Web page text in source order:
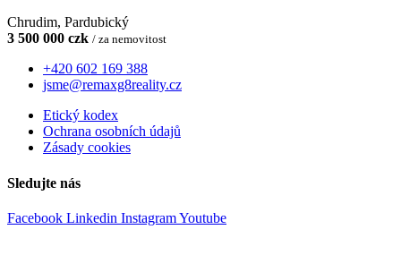
Chrudim, Pardubický
3 500 000 czk / za nemovitost
+420 602 169 388
jsme@remaxg8reality.cz
Etický kodex
Ochrana osobních údajů
Zásady cookies
Sledujte nás
Facebook Linkedin InstagramYoutube